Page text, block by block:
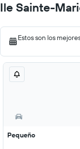
Ile Sainte-
Estos son los
Pequeño